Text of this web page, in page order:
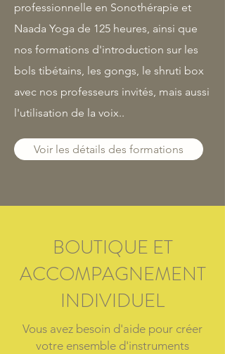
professionnelle en Sonothérapie et
Naada Yoga de 125 heures, ainsi que
nos formations d'introduction sur les
bols tibétains, les gongs, le shruti box
avec nos professeurs invités, mais aussi
l'utilisation de la voix..
Voir les détails des formations
BOUTIQUE ET
ACCOMPAGNEMENT
INDIVIDUEL
Vous avez besoin d'aide pour créer
votre ensemble d'instruments